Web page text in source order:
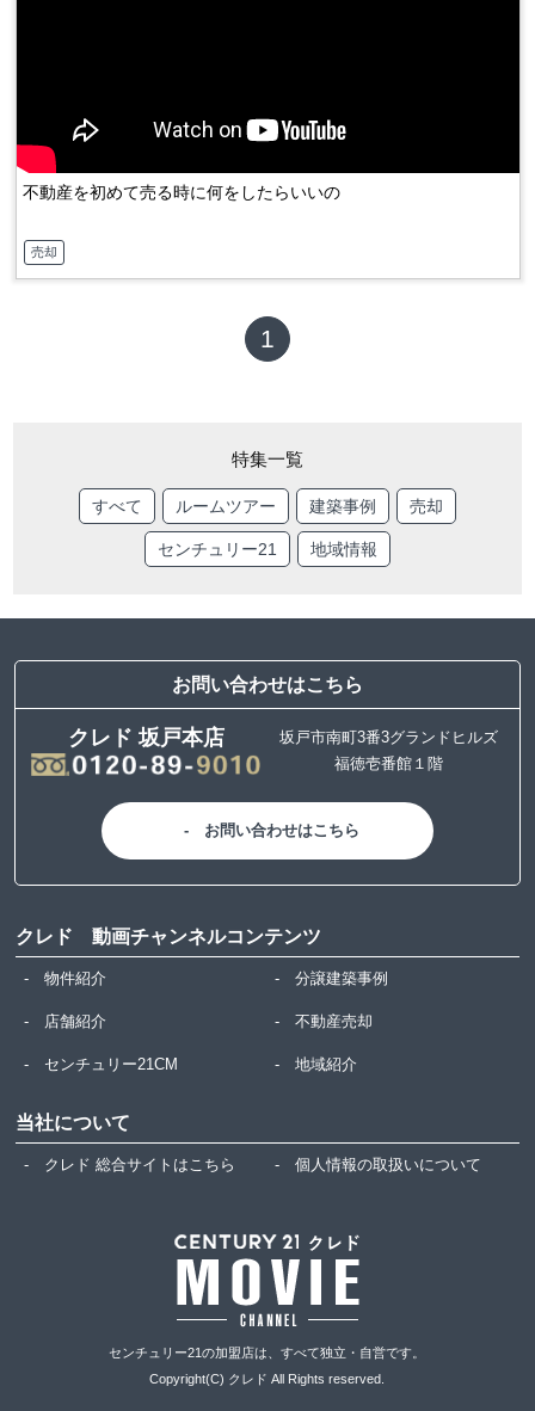
売却
不動産を初めて売る時に何をしたらいいの
1
特集一覧
すべて ルームツアー 建築事例 売却
センチュリー21 地域情報
お問い合わせはこちら
クレド 坂戸本店
坂戸市南町3番3グランドヒルズ
福徳壱番館１階
お問い合わせはこちら
クレド 動画チャンネルコンテンツ
物件紹介 分譲建築事例
店舗紹介 不動産売却
センチュリー21CM 地域紹介
当社について
クレド 総合サイトはこちら 個人情報の取扱いについて
センチュリー21の加盟店は、すべて独立・自営です。
Copyright(C) クレド All Rights reserved.